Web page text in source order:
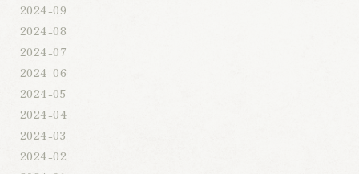
2024-09
2024-08
2024-07
2024-06
2024-05
2024-04
2024-03
2024-02